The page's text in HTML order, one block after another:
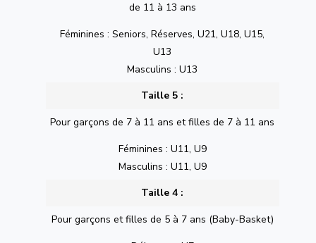
de 11 à 13 ans
Féminines : Seniors, Réserves, U21, U18, U15,
U13
Masculins : U13
Taille 5 :
Pour garçons de 7 à 11 ans et filles de 7 à 11 ans
Féminines : U11, U9
Masculins : U11, U9
Taille 4 :
Pour garçons et filles de 5 à 7 ans (Baby-Basket)